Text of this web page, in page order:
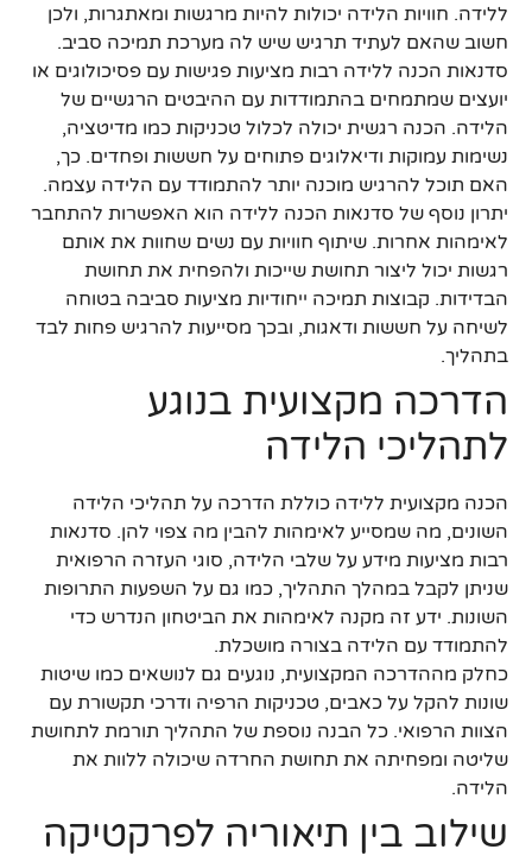
ללידה. חוויות הלידה יכולות להיות מרגשות ומאתגרות, ולכן
חשוב שהאם לעתיד תרגיש שיש לה מערכת תמיכה סביב.
סדנאות הכנה ללידה רבות מציעות פגישות עם פסיכולוגים או
יועצים שמתמחים בהתמודדות עם ההיבטים הרגשיים של
הלידה. הכנה רגשית יכולה לכלול טכניקות כמו מדיטציה,
נשימות עמוקות ודיאלוגים פתוחים על חששות ופחדים. כך,
האם תוכל להרגיש מוכנה יותר להתמודד עם הלידה עצמה.
יתרון נוסף של סדנאות הכנה ללידה הוא האפשרות להתחבר
לאימהות אחרות. שיתוף חוויות עם נשים שחוות את אותם
רגשות יכול ליצור תחושת שייכות ולהפחית את תחושת
הבדידות. קבוצות תמיכה ייחודיות מציעות סביבה בטוחה
לשיחה על חששות ודאגות, ובכך מסייעות להרגיש פחות לבד
בתהליך.
הדרכה מקצועית בנוגע
לתהליכי הלידה
הכנה מקצועית ללידה כוללת הדרכה על תהליכי הלידה
השונים, מה שמסייע לאימהות להבין מה צפוי להן. סדנאות
רבות מציעות מידע על שלבי הלידה, סוגי העזרה הרפואית
שניתן לקבל במהלך התהליך, כמו גם על השפעות התרופות
השונות. ידע זה מקנה לאימהות את הביטחון הנדרש כדי
להתמודד עם הלידה בצורה מושכלת.
כחלק מההדרכה המקצועית, נוגעים גם לנושאים כמו שיטות
שונות להקל על כאבים, טכניקות הרפיה ודרכי תקשורת עם
הצוות הרפואי. כל הבנה נוספת של התהליך תורמת לתחושת
שליטה ומפחיתה את תחושת החרדה שיכולה ללוות את
הלידה.
שילוב בין תיאוריה לפרקטיקה